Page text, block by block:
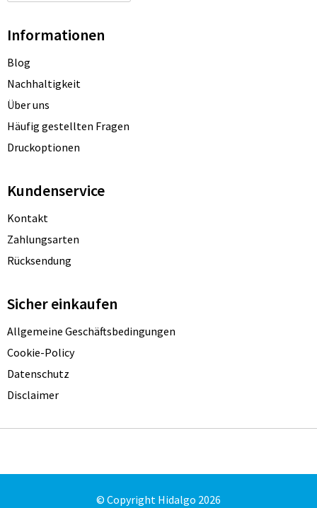
Informationen
Blog
Nachhaltigkeit
Über uns
Häufig gestellten Fragen
Druckoptionen
Kundenservice
Kontakt
Zahlungsarten
Rücksendung
Sicher einkaufen
Allgemeine Geschäftsbedingungen
Cookie-Policy
Datenschutz
Disclaimer
© Copyright Hidalgo 2026